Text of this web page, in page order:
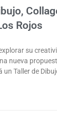
Rojos
su
nueva
un Taller de